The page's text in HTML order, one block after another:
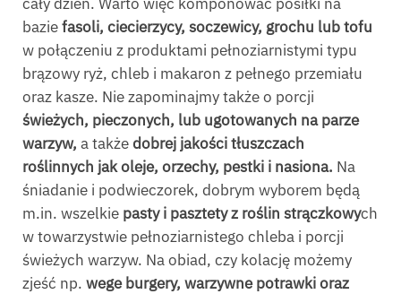
baziefasoli, ciecierzycy, soczewicy, grochu lub tofu
w połączeniu z produktami pełnoziarnistymi typu
brązowy ryż, chleb i makaron z pełnego przemiału
oraz kasze. Nie zapominajmy także o porcji
świeżych, pieczonych, lub ugotowanych na parze
warzyw, a takżedobrej jakości tłuszczach
roślinnych jak oleje, orzechy, pestki i nasiona. Na
śniadanie i podwieczorek, dobrym wyborem będą
m.in. wszelkie pasty i pasztety z roślin strączkowych
w towarzystwie pełnoziarnistego chleba i porcji
świeżych warzyw. Na obiad, czy kolację możemy
zjeść np. wege burgery, warzywne potrawki oraz